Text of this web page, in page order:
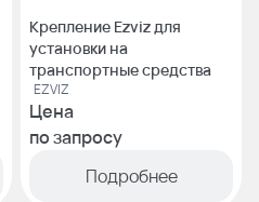
Крепление Ezviz для
установки на
транспортные средства
EZVIZ
Цена
по запросу
Подробнее